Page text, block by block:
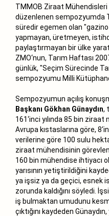
TMMOB Ziraat Mühendisleri
düzenlenen sempozyumda
süredir egemen olan
yapmayan, üretmeyen,
paylaştırmayan bir ülke
ZMO‘nun, Tarım Haftası
günlük, "Seçim Sürecinde
sempozyumu Milli
Sempozyumun açılış
Başkanı Gökhan Günaydın,
161‘inci yılında 85 bin
Avrupa kıstaslarına göre,
verilerine göre 100 sulu
ziraat mühendisinin
160 bin mühendise ihtiyacı
yarısının yetiştirildiğini
ya işsiz ya da geçici, esnek
zorunda kaldığını söyledi.
iş bulmaktan umudunu
çıktığını kaydeden